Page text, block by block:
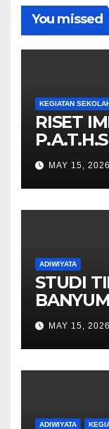
You missed
KEGIATAN
RISET
MAY 15, 2026
ADIWIYATA
STUDI
MAY 15, 2026
ADIWIYATA